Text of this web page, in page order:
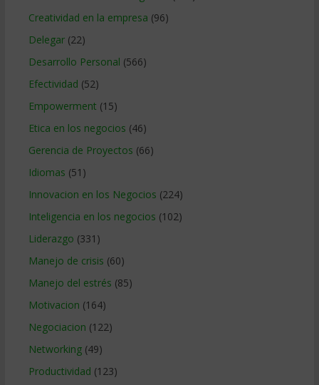
Creatividad en la empresa (96)
Delegar(22)
Desarrollo Personal (566)
Efectividad (52)
Empowerment (15)
Etica en los negocios (46)
Gerencia de Proyectos (66)
Idiomas (51)
Innovacion en los Negocios (224)
Inteligencia en los negocios (102)
Liderazgo (331)
Manejo de crisis (60)
Manejo del estrés (85)
Motivacion (164)
Negociacion (122)
Networking(49)
Productividad (123)